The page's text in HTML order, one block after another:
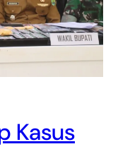
Kasus